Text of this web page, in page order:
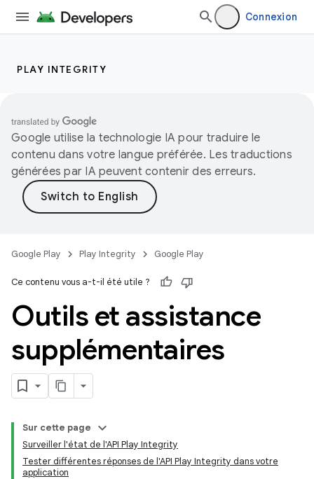
Connexion
PLAY INTEGRITY
Google utilise la technologie IA pour traduire le
contenu dans votre langue préférée. Les traductions
générées par IA peuvent contenir des erreurs.
Google Play Play Integrity Google Play
Ce contenu vous a-t-il été utile ?
Outils et assistance
supplémentaires
Sur cette page
Surveiller l'état de l'API Play Integrity
Tester différentes réponses de l'API Play Integrity dans votre
application